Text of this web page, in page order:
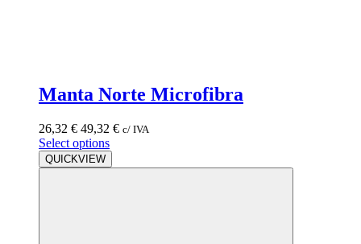
Manta Norte Microfibra
26,32 € 49,32 € c/ IVA
Select options
QUICKVIEW